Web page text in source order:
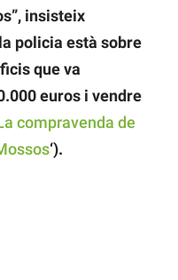
insisteix
policia està sobre
que va
euros i vendre
compravenda de
‘).